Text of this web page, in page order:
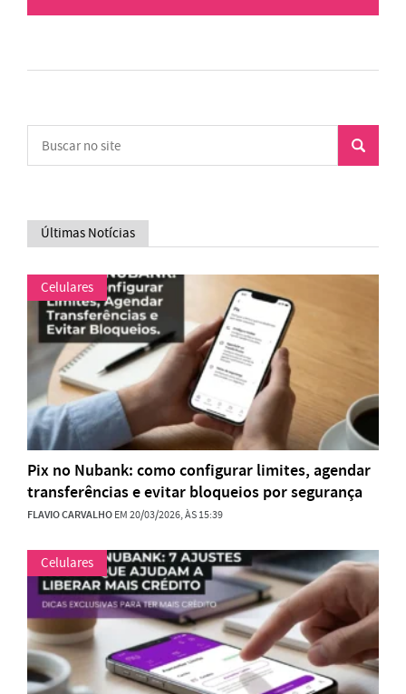
Últimas Notícias
Celulares
Pix no Nubank: como configurar limites, agendar
transferências e evitar bloqueios por segurança
FLAVIO CARVALHOEM 20/03/2026, ÀS 15:39
Celulares